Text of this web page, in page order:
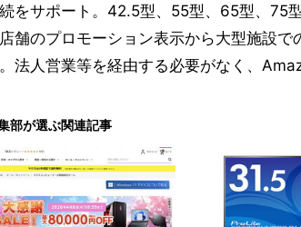
をサポート。42.5型、55型、65型、75
舗のプロモーション表示から大型施設
法人営業等を経由する必要がなく、
部が選ぶ関連記事